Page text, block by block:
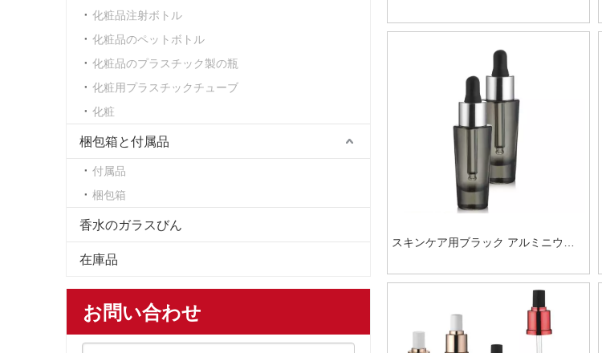
化粧品注射ボトル
化粧品のペットボトル
化粧品のプラスチック製の瓶
化粧用プラスチックチューブ
化粧
梱包箱と付属品
付属品
梱包箱
香水のガラスびん
在庫品
お問い合わせ
スキンケア用ブラック アルミニウム